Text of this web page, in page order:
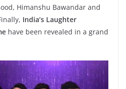
Himanshu Bawandar and
India’s Laughter
have been revealed in a grand